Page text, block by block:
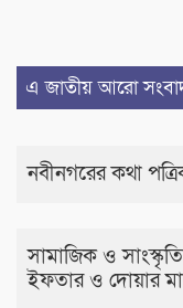
এ জাতীয় আরো
নবীনগরের কথা
সামাজিক ও
ইফতার ও দোয়ার